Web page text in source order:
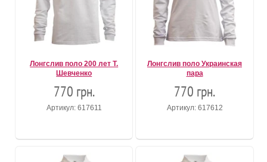
Лонгслив поло 200 лет Т.
Шевченко
770 грн.
Артикул: 617611
Лонгслив поло Украинская
пара
770 грн.
Артикул: 617612